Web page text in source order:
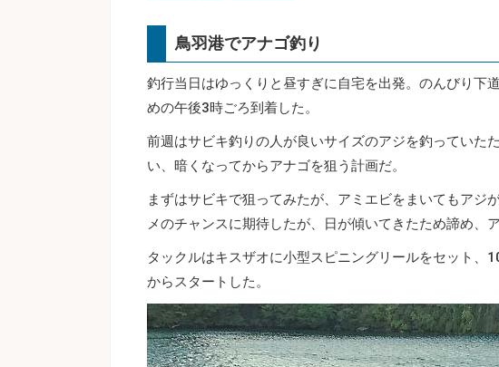
鳥羽港でアナゴ釣り
釣行当日はゆっくりと昼すぎに自宅を出発。のんびり下
めの午後3時ごろ到着した。
前週はサビキ釣りの人が良いサイズのアジを釣っていた
い、暗くなってからアナゴを狙う計画だ。
まずはサビキで狙ってみたが、アミエビをまいてもアジ
メのチャンスに期待したが、日が傾いてきたため諦め、
タックルはキスザオに小型スピニングリールをセット、
からスタートした。